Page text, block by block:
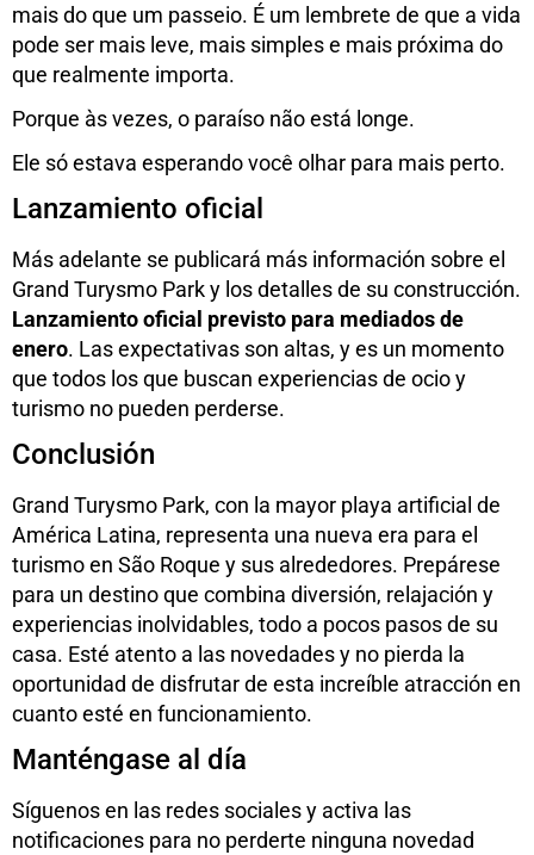
mais do que um passeio. É um lembrete de que a vida
pode ser mais leve, mais simples e mais próxima do
que realmente importa.
Porque às vezes, o paraíso não está longe.
Ele só estava esperando você olhar para mais perto.
Lanzamiento oficial
Más adelante se publicará más información sobre el
Grand Turysmo Park y los detalles de su construcción.
Lanzamiento oficial previsto para mediados de
enero. Las expectativas son altas, y es un momento
que todos los que buscan experiencias de ocio y
turismo no pueden perderse.
Conclusión
Grand Turysmo Park, con la mayor playa artificial de
América Latina, representa una nueva era para el
turismo en São Roque y sus alrededores. Prepárese
para un destino que combina diversión, relajación y
experiencias inolvidables, todo a pocos pasos de su
casa. Esté atento a las novedades y no pierda la
oportunidad de disfrutar de esta increíble atracción en
cuanto esté en funcionamiento.
Manténgase al día
Síguenos en las redes sociales y activa las
notificaciones para no perderte ninguna novedad